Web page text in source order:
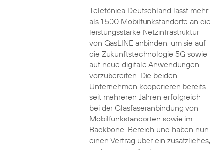
Telefónica Deutschland lässt mehr
als 1.500 Mobilfunkstandorte an die
leistungsstarke Netzinfrastruktur
von GasLINE anbinden, um sie auf
die Zukunftstechnologie 5G sowie
auf neue digitale Anwendungen
vorzubereiten. Die beiden
Unternehmen kooperieren bereits
seit mehreren Jahren erfolgreich
bei der Glasfaseranbindung von
Mobilfunkstandorten sowie im
Backbone-Bereich und haben nun
einen Vertrag über ein zusätzliches,